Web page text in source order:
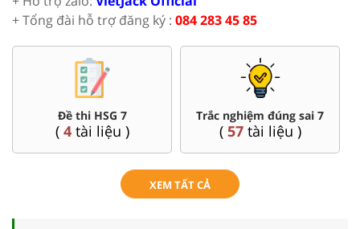
+ Tổng đài hỗ trợ đăng ký : 084 283 45 85
Đề thi HSG 7
( 4tài liệu )
Trắc nghiệm đúng sai 7
( 57tài liệu )
XEM TẤT CẢ